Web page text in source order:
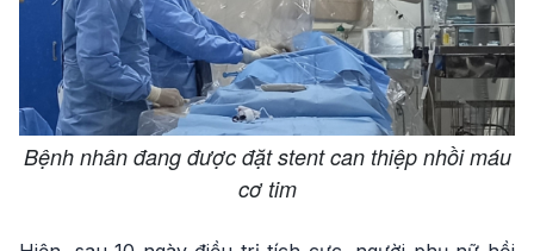
Bệnh nhân đang được đặt stent can thiệp nhồi máu
cơ tim